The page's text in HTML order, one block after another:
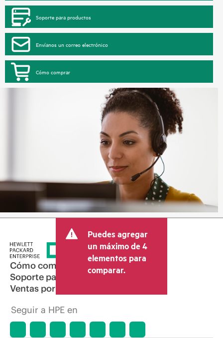
Soporte para productos
Envíanos un correo electrónico
Cómo comprar
Puedes agregar
un máximo de 4
elementos para
comparar.
Cómo comprar
Soporte para productos
Ventas por correo electrónico
Seguir a HPE en